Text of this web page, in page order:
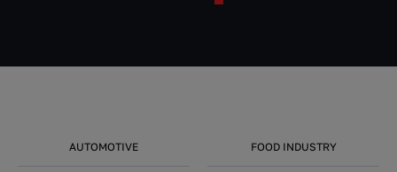
AUTOMOTIVE FOOD INDUSTRY